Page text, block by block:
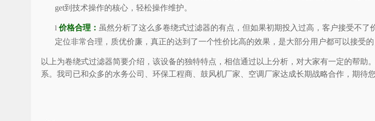
get到技术操作的核心，轻松操作维护。
l 价格合理： 虽然分析了这么多卷绕式过滤器的有点，但如果初期投入过高，客户接受不
定位非常合理，质优价廉，真正的达到了一个性价比高的效果，是大部分用户都可以接受
以上为卷绕式过滤器简要介绍，该设备的独特特点，相信通过以上分析，对大家有一定的帮助
系。我司已和众多的水务公司、环保工程商、鼓风机厂家、空调厂家达成长期战略合作，期待您